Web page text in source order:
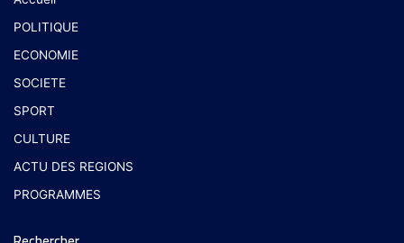
POLITIQUE
ECONOMIE
SOCIETE
SPORT
CULTURE
ACTU DES REGIONS
PROGRAMMES